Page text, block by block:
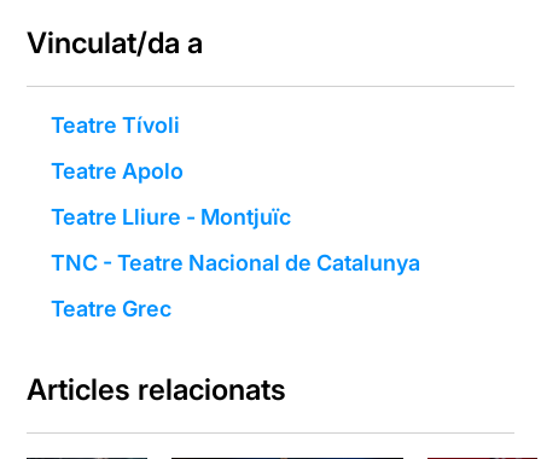
Vinculat/da a
Teatre Tívoli
Teatre Apolo
Teatre Lliure - Montjuïc
TNC - Teatre Nacional de Catalunya
Teatre Grec
Articles relacionats